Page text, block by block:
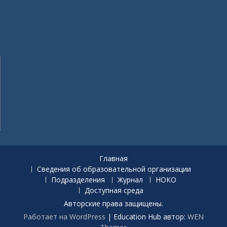
Главная
Сведения об образовательной организации
Подразделения
Журнал
НОКО
Доступная среда
Авторские права защищены.
Работает на WordPress | Education Hub автор: WEN